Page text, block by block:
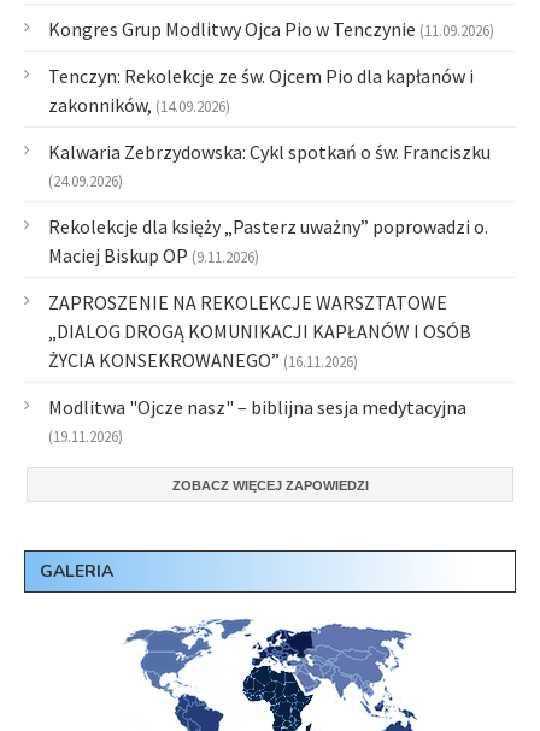
Kongres Grup Modlitwy Ojca Pio w Tenczynie (11.09.2026)
Tenczyn: Rekolekcje ze św. Ojcem Pio dla kapłanów i
zakonników, (14.09.2026)
Kalwaria Zebrzydowska: Cykl spotkań o św. Franciszku
(24.09.2026)
Rekolekcje dla księży „Pasterz uważny” poprowadzi o.
Maciej Biskup OP (9.11.2026)
ZAPROSZENIE NA REKOLEKCJE WARSZTATOWE
„DIALOG DROGĄ KOMUNIKACJI KAPŁANÓW I OSÓB
ŻYCIA KONSEKROWANEGO” (16.11.2026)
Modlitwa "Ojcze nasz" – biblijna sesja medytacyjna
(19.11.2026)
ZOBACZ WIĘCEJ ZAPOWIEDZI
GALERIA